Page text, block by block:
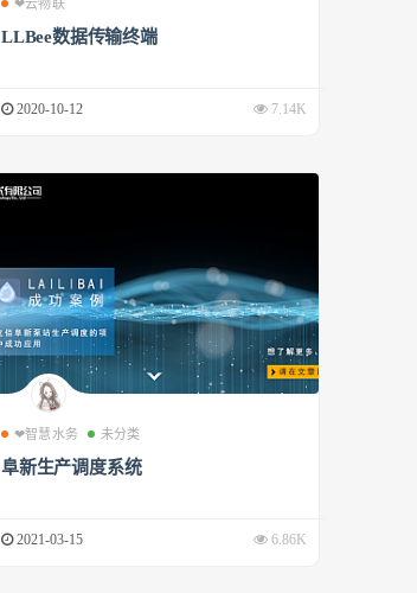
❤云物联
LLBee数据传输终端
2020-10-12 7.14K
❤智慧水务 未分类
阜新生产调度系统
2021-03-15 6.86K